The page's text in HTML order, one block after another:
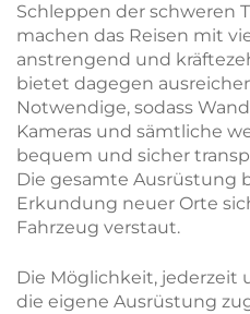
Schleppen der schweren
machen das Reisen mit
anstrengend und
bietet dagegen
Notwendige, sodass
Kameras und sämtliche
bequem und sicher
Die gesamte Ausrüstung
Erkundung neuer Orte
Fahrzeug verstaut.
Die Möglichkeit, jederzeit
die eigene Ausrüstung